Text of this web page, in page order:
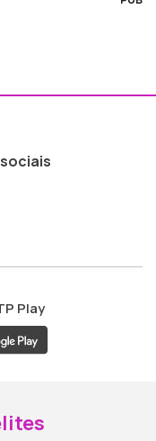
ao
Play